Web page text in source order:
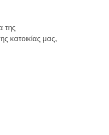
της
κατοικίας μας,